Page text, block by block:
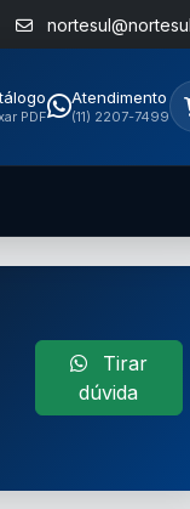
PDF
Atendimento
(11) 2207-7499
Tirar
dúvida